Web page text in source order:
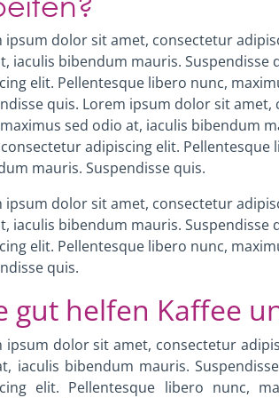
ipsum dolor sit amet, consectetur
iaculis bibendum mauris. Suspendisse
elit. Pellentesque libero nunc,
quis. Lorem ipsum dolor sit amet,
sed odio at, iaculis bibendum
adipiscing elit.
mauris. Suspendisse quis.
ipsum dolor sit amet, consectetur
iaculis bibendum mauris. Suspendisse
elit. Pellentesque libero nunc,
quis.
gut helfen Kaffee
ipsum dolor sit amet, consectetur
iaculis bibendum mauris.
elit. Pellentesque libero nunc,